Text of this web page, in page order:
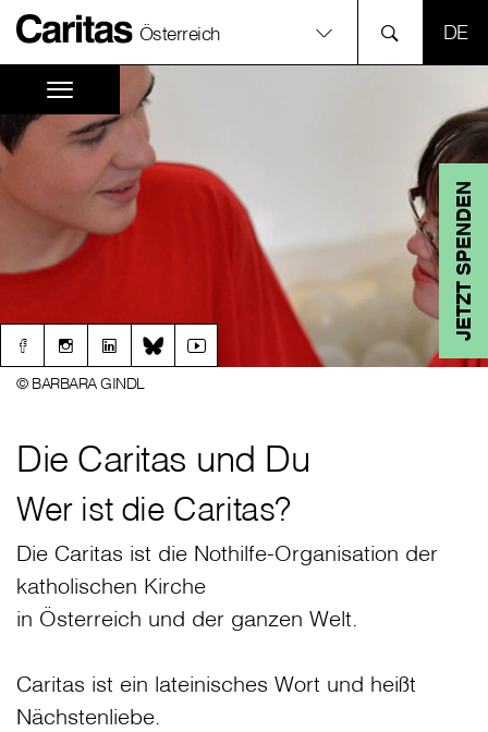
Österreich
JETZT SPENDEN
Die Caritas und Du
© BARBARA GINDL
Wer ist die Caritas?
Die Caritas ist die Nothilfe-Organisation der
katholischen Kirche
in Österreich und der ganzen Welt.
Caritas ist ein lateinisches Wort und heißt
Nächstenliebe.